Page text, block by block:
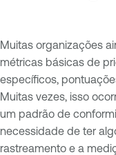
Muitas organizações
métricas básicas de
específicos,
Muitas vezes, isso
um padrão de
necessidade de ter
rastreamento e a